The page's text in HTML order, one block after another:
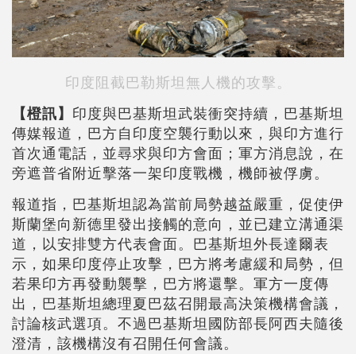
印度阻截巴勒斯坦無人機的攻擊。
【橙訊】 印度與巴基斯坦武裝衝突持續，巴基斯坦
傳媒報道，巴方自印度空襲行動以來，與印方進行
首次通電話，並尋求與印方會面；軍方消息說，在
旁遮普省附近擊落一架印度戰機，機師被俘虜。
報道指，巴基斯坦認為當前局勢越益嚴重，促使伊
斯蘭堡向新德里發出接觸的意向，並已建立溝通渠
道，以安排雙方代表會面。巴基斯坦外長達爾表
示，如果印度停止攻擊，巴方將考慮緩和局勢，但
若果印方再發動襲擊，巴方將還擊。軍方一度傳
出，巴基斯坦總理夏巴茲召開最高決策機構會議，
討論核武選項。不過巴基斯坦國防部長阿西夫隨後
澄清，該機構沒有召開任何會議。